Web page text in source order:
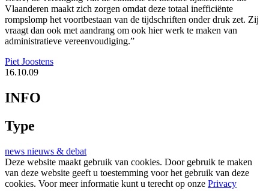
Vlaanderen maakt zich zorgen omdat deze totaal inefficiënte
rompslomp het voortbestaan van de tijdschriften onder druk zet. Zij
vraagt dan ook met aandrang om ook hier werk te maken van
administratieve vereenvoudiging.”
Piet Joostens
16.10.09
INFO
Type
news nieuws & debat
Deze website maakt gebruik van cookies. Door gebruik te maken
van deze website geeft u toestemming voor het gebruik van deze
cookies. Voor meer informatie kunt u terecht op onze Privacy